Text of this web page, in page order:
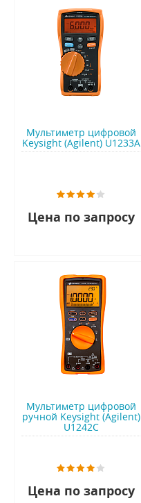
Мультиметр цифровой
Keysight (Agilent) U1233A
Цена по запросу
Мультиметр цифровой
ручной Keysight (Agilent)
U1242C
Цена по запросу